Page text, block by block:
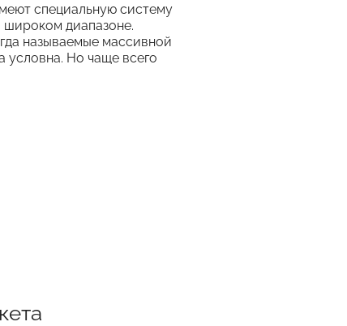
специальную систему
широком диапазоне.
называемые массивной
условна. Но чаще всего